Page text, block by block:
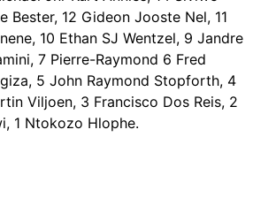
Bester, 12 Gideon Jooste Nel, 11
10 Ethan SJ Wentzel, 9 Jandre
7 Pierre-Raymond 6 Fred
5 John Raymond Stopforth, 4
Viljoen, 3 Francisco Dos Reis, 2
1 Ntokozo Hlophe.